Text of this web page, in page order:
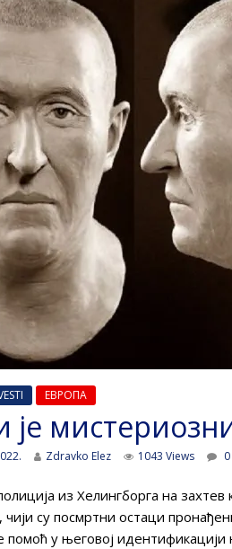
ЕВРОПА
је
Zdravko Elez 1043 Views
из Хелингборга на захтев
су посмртни остаци
у његовој